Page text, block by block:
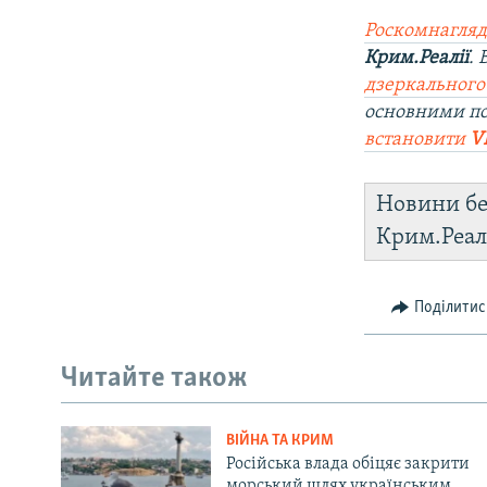
Крим.Реалії.
основними
встановити
Новини
Читайте також
ВІЙНА ТА КРИМ
Російська влада обіцяє закрити